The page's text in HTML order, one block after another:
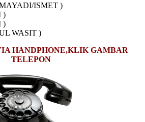
ISMET )
)
)
WASIT )
HANDPHONE,KLIK GAMBAR
TELEPON